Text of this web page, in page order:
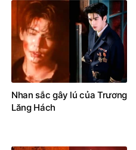
Nhan sắc gây lú của Trương
Lăng Hách